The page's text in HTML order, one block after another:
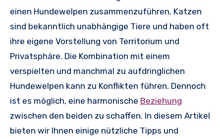
einen Hundewelpen zusammenzuführen. Katzen
sind bekanntlich unabhängige Tiere und haben oft
ihre eigene Vorstellung von Territorium und
Privatsphäre. Die Kombination mit einem
verspielten und manchmal zu aufdringlichen
Hundewelpen kann zu Konflikten führen. Dennoch
ist es möglich, eine harmonische Beziehung
zwischen den beiden zu schaffen. In diesem Artikel
bieten wir Ihnen einige nützliche Tipps und